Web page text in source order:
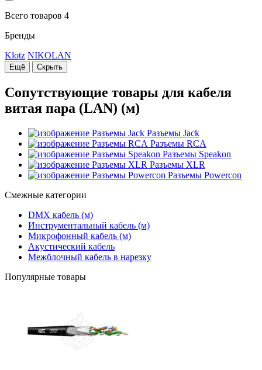
Всего товаров 4
Бренды
Klotz NIKOLAN
Ещё Скрыть
Сопутствующие товары для кабеля
витая пара (LAN) (м)
Разъемы Jack
Разъемы RCA
Разъемы Speakon
Разъемы XLR
Разъемы Powercon
Смежные категории
DMX кабель (м)
Инструментальный кабель (м)
Микрофонный кабель (м)
Акустический кабель
Межблочный кабель в нарезку
Популярные товары